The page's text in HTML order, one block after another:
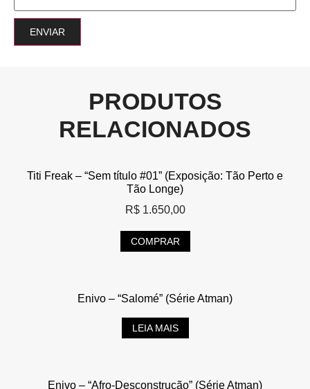
PRODUTOS
RELACIONADOS
Titi Freak – “Sem título #01” (Exposição: Tão Perto e
Tão Longe)
R$1.650,00
COMPRAR
Enivo – “Salomé” (Série Atman)
LEIA MAIS
Enivo – “Afro-Desconstrução” (Série Atman)